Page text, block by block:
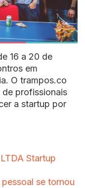
16 a 20 de
em
O trampos.co
profissionais
a startup por
Startup
se tornou